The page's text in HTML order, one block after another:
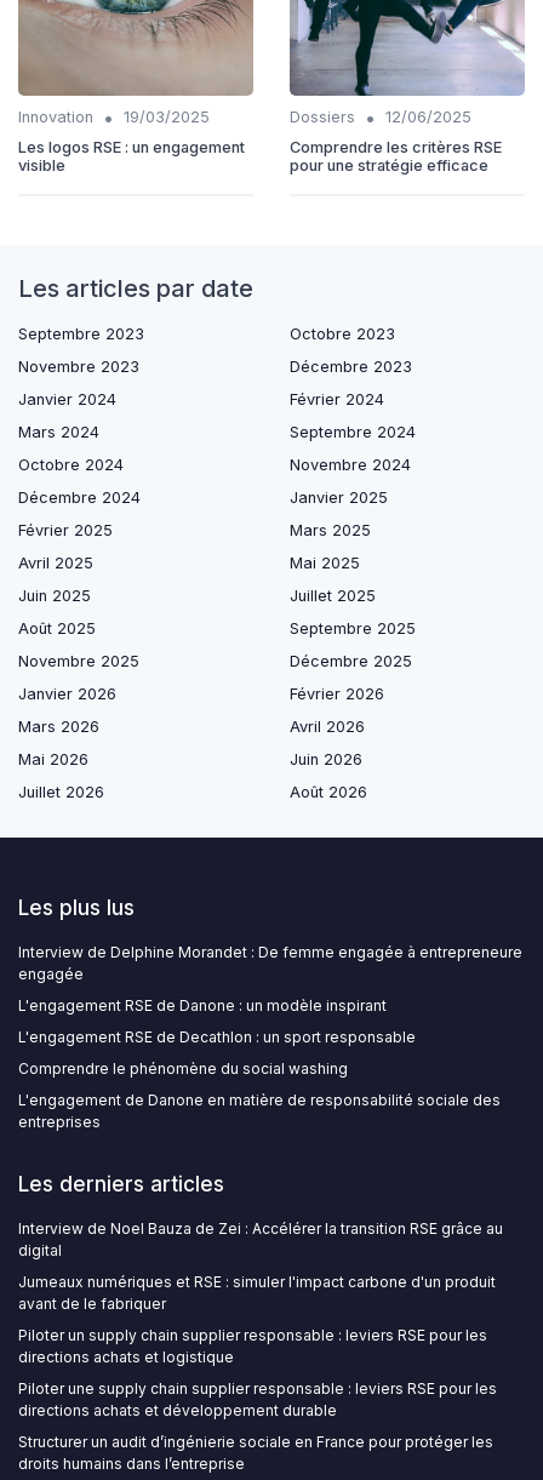
Innovation •
19/03/2025
Les logos RSE : un engagement
visible
Dossiers •
12/06/2025
Comprendre les critères RSE
pour une stratégie efficace
Les articles par date
Septembre 2023
Octobre 2023
Novembre 2023
Décembre 2023
Janvier 2024
Février 2024
Mars 2024
Septembre 2024
Octobre 2024
Novembre 2024
Décembre 2024
Janvier 2025
Février 2025
Mars 2025
Avril 2025
Mai 2025
Juin 2025
Juillet 2025
Août 2025
Septembre 2025
Novembre 2025
Décembre 2025
Janvier 2026
Février 2026
Mars 2026
Avril 2026
Mai 2026
Juin 2026
Juillet 2026
Août 2026
Les plus lus
Interview de Delphine Morandet : De femme engagée à entrepreneure
engagée
L'engagement RSE de Danone : un modèle inspirant
L'engagement RSE de Decathlon : un sport responsable
Comprendre le phénomène du social washing
L'engagement de Danone en matière de responsabilité sociale des
entreprises
Les derniers articles
Interview de Noel Bauza de Zei : Accélérer la transition RSE grâce au
digital
Jumeaux numériques et RSE : simuler l'impact carbone d'un produit
avant de le fabriquer
Piloter un supply chain supplier responsable : leviers RSE pour les
directions achats et logistique
Piloter une supply chain supplier responsable : leviers RSE pour les
directions achats et développement durable
Structurer un audit d’ingénierie sociale en France pour protéger les
droits humains dans l’entreprise